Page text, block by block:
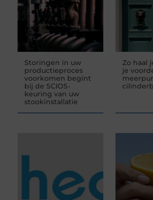
Storingen in uw
productieproces
voorkomen begint
bij de SCIOS-
keuring van uw
stookinstallatie
Zo haal
je